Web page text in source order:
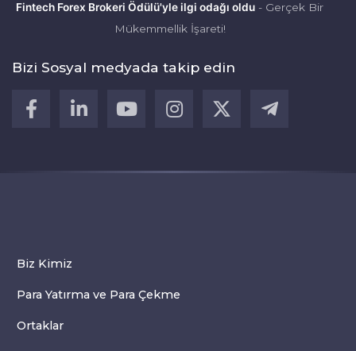
Fintech Forex Brokeri Ödülü'yle ilgi odağı oldu - Gerçek Bir
Mükemmellik İşareti!
Bizi Sosyal medyada takip edin
Biz Kimiz
Para Yatırma ve Para Çekme
Ortaklar